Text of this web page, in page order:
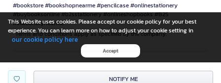
NOTIFY ME
#bookstore #bookshopnearme #pencilcase #onlinestationery
#buybooksonline #b2sstationery #onlineshopbooks #B2S
#stationerynearme
*Terms and conditions apply as specified by the company.
is a company operating under
This Website uses cookies. Please accept our cookie policy for your best
experience. You can learn more on how to adjust your cookie setting in
our cookie policy here
Accept